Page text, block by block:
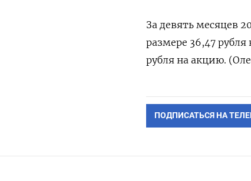
За девять месяцев
⁠размере 36,47
рубля на ‌акцию.
ПОДПИСАТЬСЯ НА